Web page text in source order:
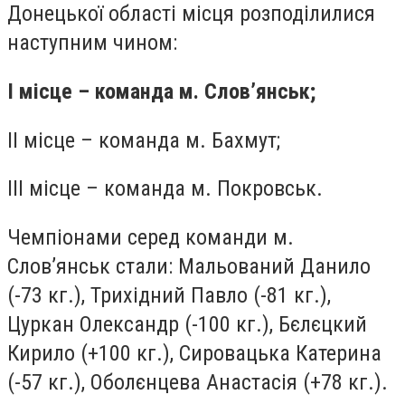
Донецької області місця розподілилися
наступним чином:
I місце – команда м. Слов’янськ;
II місце – команда м. Бахмут;
III місце – команда м. Покровськ.
Чемпіонами серед команди м.
Слов’янськ стали: Мальований Данило
(-73 кг.), Трихідний Павло (-81 кг.),
Цуркан Олександр (-100 кг.), Бєлєцкий
Кирило (+100 кг.), Сировацька Катерина
(-57 кг.), Оболєнцева Анастасія (+78 кг.).